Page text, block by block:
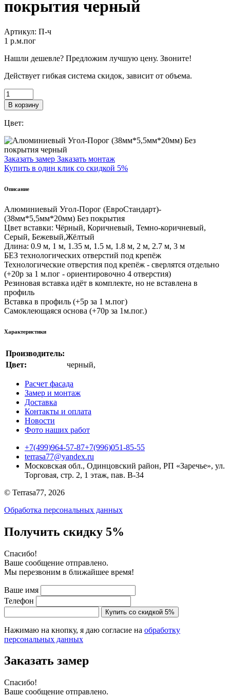
покрытия черный
Артикул: П-ч
1 p.м.пог
Нашли дешевле? Предложим лучшую цену. Звоните!
Действует гибкая система скидок, зависит от объема.
В корзину
Цвет:
Заказать замер Заказать монтаж
Купить в один клик со скидкой 5%
Описание
Алюминиевый Угол-Порог (ЕвроСтандарт)-
(38мм*5,5мм*20мм) Без покрытия
Цвет вставки: Чёрный, Коричневый, Темно-коричневый,
Серый, Бежевый,Жёлтый
Длина: 0.9 м, 1 м, 1.35 м, 1.5 м, 1.8 м, 2 м, 2.7 м, 3 м
БЕЗ технологических отверстий под крепёж
Технологические отверстия под крепёж - сверлятся отдельно
(+20р за 1 м.пог - ориентировочно 4 отверстия)
Резиновая вставка идёт в комплекте, но не вставлена в
профиль
Вставка в профиль (+5р за 1 м.пог)
Самоклеющаяся основа (+70р за 1м.пог.)
Характеристики
Производитель:
Цвет:
черный,
Расчет фасада
Замер и монтаж
Доставка
Контакты и оплата
Новости
Фото наших работ
+7(499)964-57-87+7(996)051-85-55
terrasa77@yandex.ru
Московская обл., Одинцовский район, РП «Заречье», ул.
Торговая, стр. 2, 1 этаж, пав. B-34
© Terrasa77, 2026
Обработка персональных данных
Получить скидку 5%
Cпасибо!
Ваше сообщение отправлено.
Мы перезвоним в ближайшее время!
Ваше имя
Телефон
Купить со скидкой 5%
Нажимаю на кнопку, я даю согласие на обработку
персональных данных
Заказать замер
Cпасибо!
Ваше сообщение отправлено.